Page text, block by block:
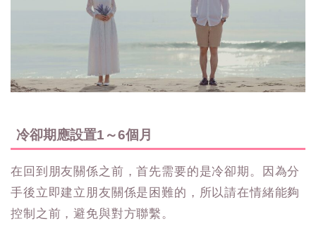
冷卻期應設置1～6個月
在回到朋友關係之前，首先需要的是冷卻期。因為分
手後立即建立朋友關係是困難的，所以請在情緒能夠
控制之前，避免與對方聯繫。